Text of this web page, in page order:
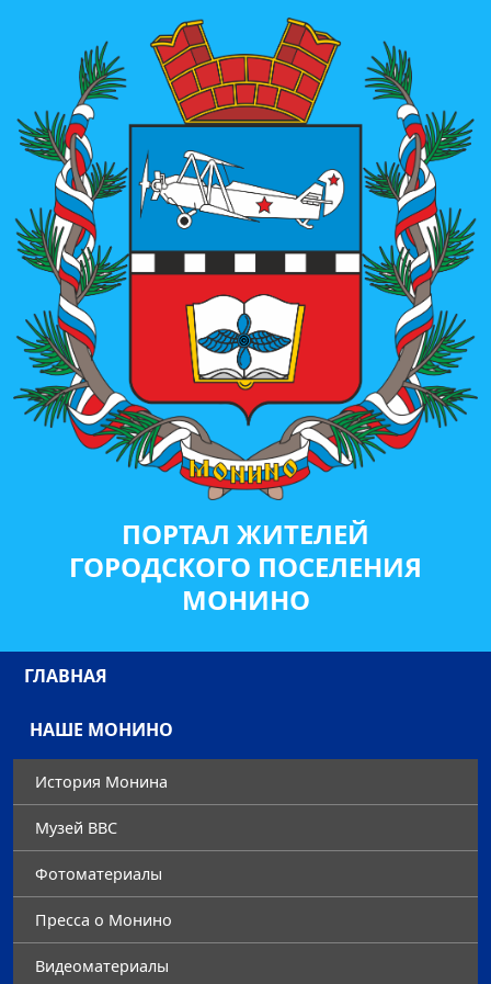
ПОРТАЛ ЖИТЕЛЕЙ
ГОРОДСКОГО ПОСЕЛЕНИЯ
МОНИНО
ГЛАВНАЯ
НАШЕ МОНИНО
История Монина
Музей ВВС
Фотоматериалы
Преccа о Монино
Видеоматериалы